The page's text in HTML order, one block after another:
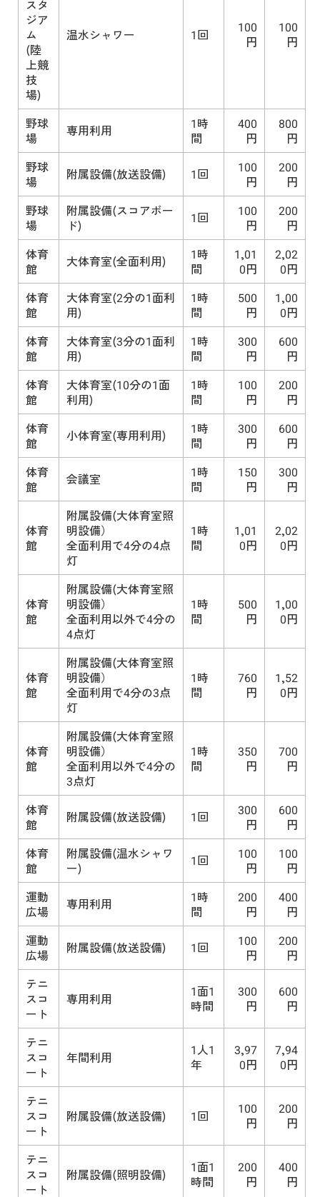
スタ
ジア
ム
(陸
上競
技
場)
温水シャワー 1回
100
円
100
円
野球
場
専用利用
1時
間
400
円
800
円
野球
場
附属設備(放送設備) 1回
100
円
200
円
野球
場
附属設備(スコアボー
ド)
1回
100
円
200
円
体育
館
大体育室(全面利用)
1時
間
1,01
0円
2,02
0円
体育
館
大体育室(2分の1面利
用)
1時
間
500
円
1,00
0円
体育
館
大体育室(3分の1面利
用)
1時
間
300
円
600
円
体育
館
大体育室(10分の1面
利用)
1時
間
100
円
200
円
体育
館
小体育室(専用利用)
1時
間
300
円
600
円
体育
館
会議室
1時
間
150
円
300
円
体育
館
附属設備(大体育室照
明設備）
全面利用で4分の4点
灯
1時
間
1,01
0円
2,02
0円
体育
館
附属設備(大体育室照
明設備）
全面利用以外で4分の
4点灯
1時
間
500
円
1,00
0円
体育
館
附属設備(大体育室照
明設備）
全面利用で4分の3点
灯
1時
間
760
円
1,52
0円
体育
館
附属設備(大体育室照
明設備）
全面利用以外で4分の
3点灯
1時
間
350
円
700
円
体育
館
附属設備(放送設備) 1回
300
円
600
円
体育
館
附属設備(温水シャワ
ー)
1回
100
円
100
円
運動
広場
専用利用
1時
間
200
円
400
円
運動
広場
附属設備(放送設備) 1回
100
円
200
円
テニ
スコ
ート
専用利用
1面1
時間
300
円
600
円
テニ
スコ
ート
年間利用
1人1
年
3,97
0円
7,94
0円
テニ
スコ
ート
附属設備(放送設備) 1回
100
円
200
円
テニ
スコ
ート
附属設備(照明設備)
1面1
時間
200
円
400
円